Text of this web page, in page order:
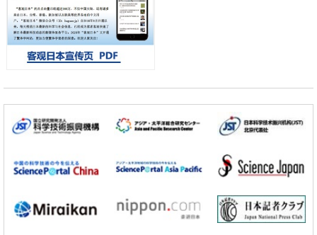
基础设施
经济・社会
日本成立“以人为本AI联盟”——力争借助AI拓展社会公众创造力，依托
产学合作推进研发
科学研究
带大量基因的人工细胞
政策
展研究
科学研究
科学研究
开发出300亿年仅误差1秒的光晶格钟，构建网络将其打造为下一代社会